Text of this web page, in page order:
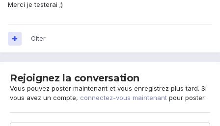
Merci je testerai ;)
Citer
Rejoignez la conversation
Vous pouvez poster maintenant et vous enregistrez plus tard. Si
vous avez un compte, connectez-vous maintenant pour poster.